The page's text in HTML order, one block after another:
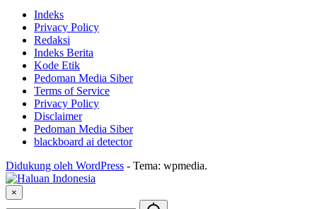
Indeks
Privacy Policy
Redaksi
Indeks Berita
Kode Etik
Pedoman Media Siber
Terms of Service
Privacy Policy
Disclaimer
Pedoman Media Siber
blackboard ai detector
Didukung oleh WordPress - Tema: wpmedia.
×